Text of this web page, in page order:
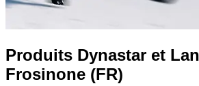
Produits Dynastar et
Frosinone (FR)